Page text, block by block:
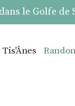
le Golfe de
Tis'Ânes